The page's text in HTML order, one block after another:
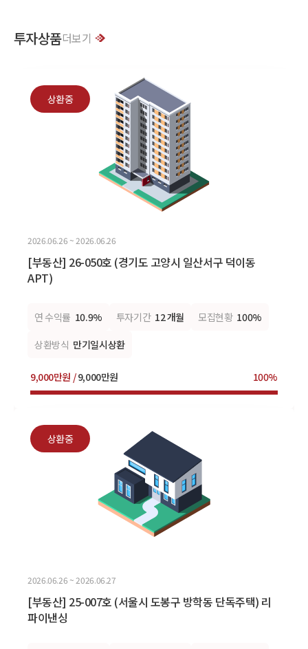
투자상품더보기
상환중
2026.06.26 ~ 2026.06.26
[부동산] 26-050호 (경기도 고양시 일산서구 덕이동
APT)
연 수익률 10.9% 투자기간 12 개월 모집현황 100%
상환방식 만기일시상환
9,000만원 /9,000만원 100%
상환중
2026.06.26 ~ 2026.06.27
[부동산] 25-007호 (서울시 도봉구 방학동 단독주택) 리
파이낸싱